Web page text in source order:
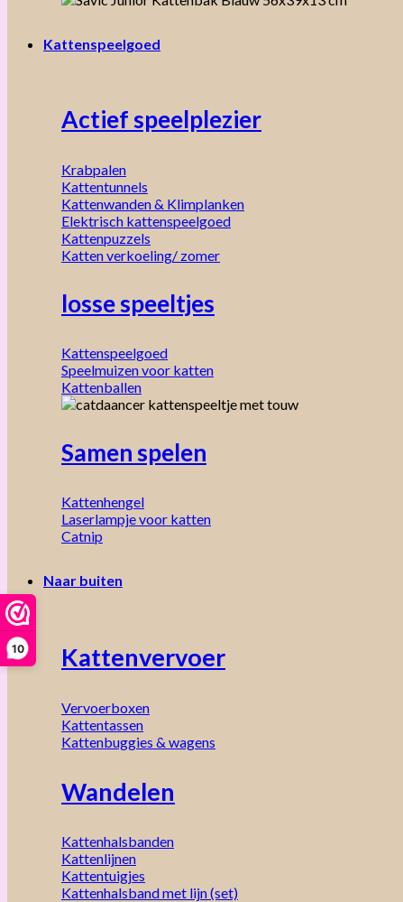
10
Kattenspeelgoed
Actief speelplezier
Krabpalen
Kattentunnels
Kattenwanden & Klimplanken
Elektrisch kattenspeelgoed
Kattenpuzzels
Katten verkoeling/ zomer
losse speeltjes
Kattenspeelgoed
Speelmuizen voor katten
Kattenballen
Samen spelen
Kattenhengel
Laserlampje voor katten
Catnip
Naar buiten
Kattenvervoer
Vervoerboxen
Kattentassen
Kattenbuggies & wagens
Wandelen
Kattenhalsbanden
Kattenlijnen
Kattentuigjes
Kattenhalsband met lijn (set)